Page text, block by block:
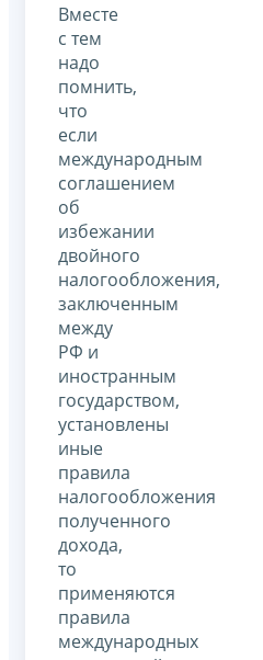
Вместе
с тем
надо
помнить,
что
если
международным
соглашением
об
избежании
двойного
налогообложения,
заключенным
между
РФ и
иностранным
государством,
установлены
иные
правила
налогообложения
полученного
дохода,
то
применяются
правила
международных